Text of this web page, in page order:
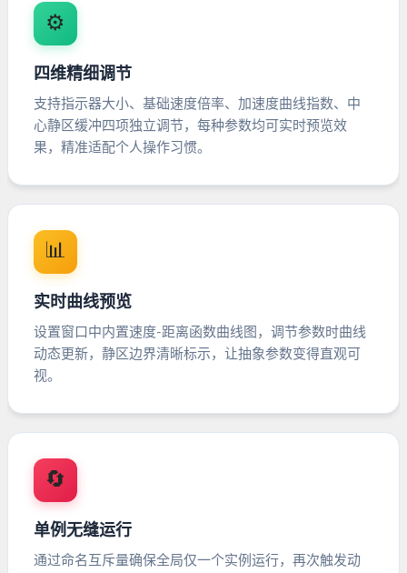
⚙️
四维精细调节
支持指示器大小、基础速度倍率、加速度曲线指数、中
心静区缓冲四项独立调节，每种参数均可实时预览效
果，精准适配个人操作习惯。
📊
实时曲线预览
设置窗口中内置速度-距离函数曲线图，调节参数时曲线
动态更新，静区边界清晰标示，让抽象参数变得直观可
视。
🔄
单例无缝运行
通过命名互斥量确保全局仅一个实例运行，再次触发动